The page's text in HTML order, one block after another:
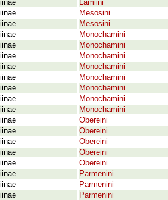
Lamiini
Mesosini
Mesosini
Monochamini
Monochamini
Monochamini
Monochamini
Monochamini
Monochamini
Monochamini
Monochamini
Obereini
Obereini
Obereini
Obereini
Obereini
Parmenini
Parmenini
Parmenini